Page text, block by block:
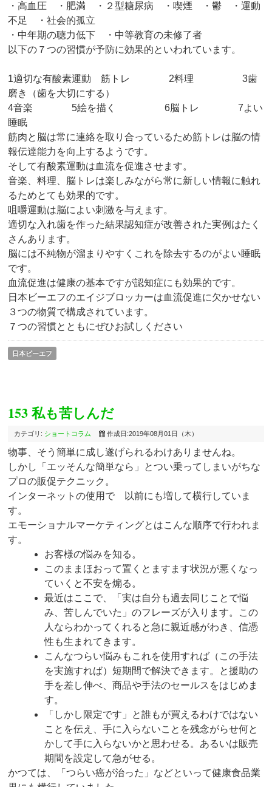
・高血圧 ・肥満 ・２型糖尿病 ・喫煙 ・鬱 ・運動
不足 ・社会的孤立
・中年期の聴力低下 ・中等教育の未修了者
以下の７つの習慣が予防に効果的といわれています。
1適切な有酸素運動 筋トレ 2料理 3歯
磨き（歯を大切にする）
4音楽 5絵を描く 6脳トレ 7よい
睡眠
筋肉と脳は常に連絡を取り合っているため筋トレは脳の情
報伝達能力を向上するようです。
そして有酸素運動は血流を促進させます。
音楽、料理、脳トレは楽しみながら常に新しい情報に触れ
るためとても効果的です。
咀嚼運動は脳によい刺激を与えます。
適切な入れ歯を作った結果認知症が改善された実例はたく
さんあります。
脳には不純物が溜まりやすくこれを除去するのがよい睡眠
です。
血流促進は健康の基本ですが認知症にも効果的です。
日本ビーエフのエイジブロッカーは血流促進に欠かせない
３つの物質で構成されています。
７つの習慣とともにぜひお試しください
日本ビーエフ
153 私も苦しんだ
カテゴリ: ショートコラム 作成日:2019年08月01日（木）
物事、そう簡単に成し遂げられるわけありませんね。
しかし「エッそんな簡単なら」とつい乗ってしまいがちな
プロの販促テクニック。
インターネットの使用で 以前にも増して横行していま
す。
エモーショナルマーケティングとはこんな順序で行われま
す。
お客様の悩みを知る。
このままほおって置くとますます状況が悪くなっ
ていくと不安を煽る。
最近はここで、「実は自分も過去同じことで悩
み、苦しんでいた」のフレーズが入ります。この
人ならわかってくれると急に親近感がわき、信憑
性も生まれてきます。
こんなつらい悩みもこれを使用すれば（この手法
を実施すれば）短期間で解決できます。と援助の
手を差し伸べ、商品や手法のセールスをはじめま
す。
「しかし限定です」と誰もが買えるわけではない
ことを伝え、手に入らないことを残念がらせ何と
かして手に入らないかと思わせる。あるいは販売
期間を設定して急がせる。
かつては、「つらい癌が治った」などといって健康食品業